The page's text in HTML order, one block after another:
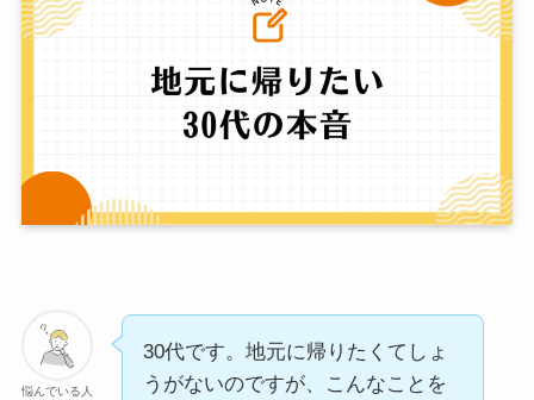
悩んでいる人
30代です。地元に帰りたくてしょ
うがないのですが、こんなことを